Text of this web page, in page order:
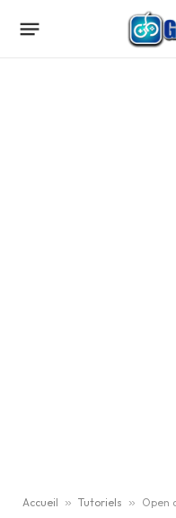
Accueil » Tutoriels » Open